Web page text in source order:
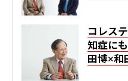
コレス
知症に
田博×和